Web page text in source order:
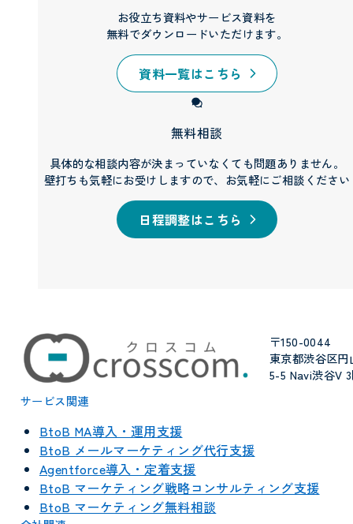
お役立ち資料やサービス資料を
無料でダウンロードいただけます。
資料一覧はこちら
無料相談
具体的な相談内容が決まっていなくても問題ありません。
壁打ちも気軽にお受けしますので、お気軽にご相談ください
日程調整はこちら
〒150-0044
東京都渋谷区円
5-5 Navi渋谷V
サービス関連
BtoB MA導入・運用支援
BtoB メールマーケティング代行支援
Agentforce導入・定着支援
BtoB マーケティング戦略コンサルティング支援
BtoB マーケティング無料相談